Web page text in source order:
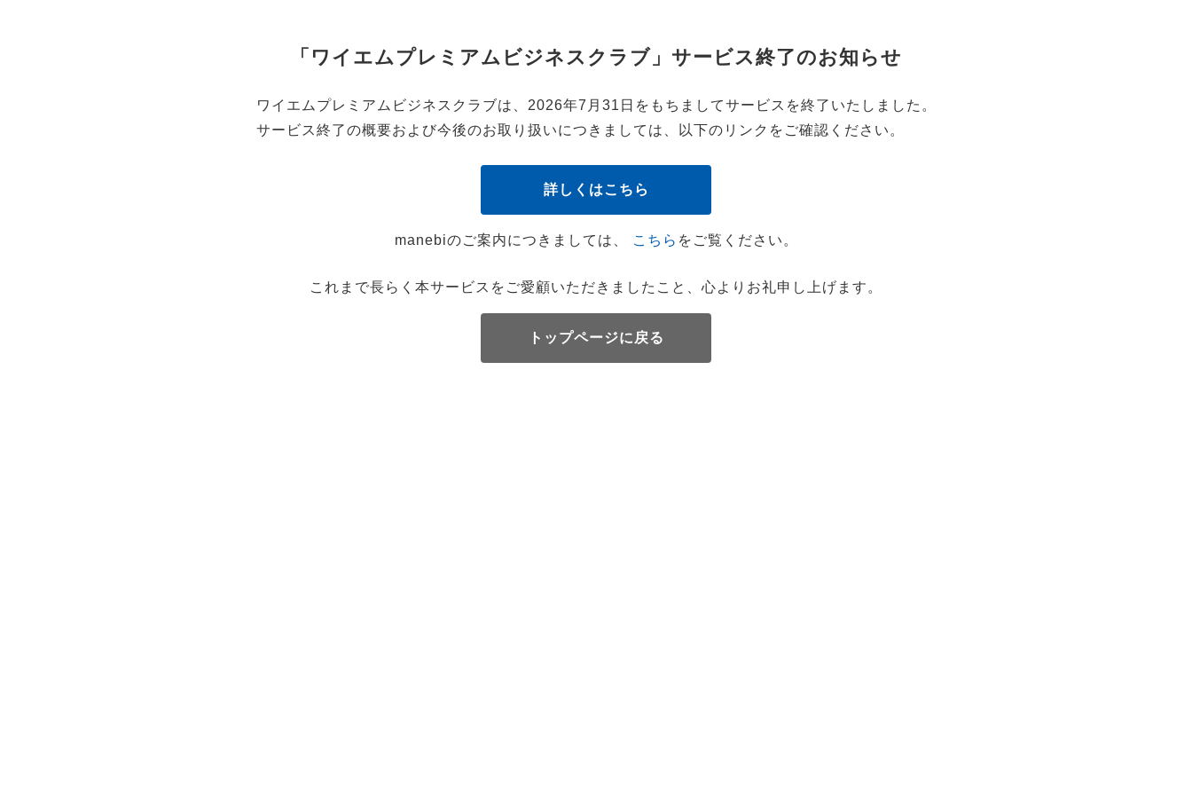
「ワイエムプレミアムビジネスクラブ」サービス終了のお知らせ
ワイエムプレミアムビジネスクラブは、2026年7月31日をもちましてサービスを終了いたしました。
サービス終了の概要および今後のお取り扱いにつきましては、以下のリンクをご確認ください。
詳しくはこちら
manebiのご案内につきましては、 こちら をご覧ください。
これまで長らく本サービスをご愛顧いただきましたこと、心よりお礼申し上げます。
トップページに戻る